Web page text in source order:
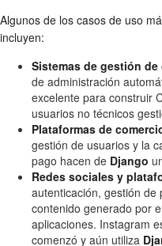
Algunos de los casos de uso
incluyen:
Sistemas de gestión
de administración
excelente para construir
usuarios no técnicos
Plataformas de
gestión de usuarios y la
pago hacen de Django
Redes sociales y
autenticación, gestión
contenido generado por
aplicaciones. Instagram
comenzó y aún utiliza